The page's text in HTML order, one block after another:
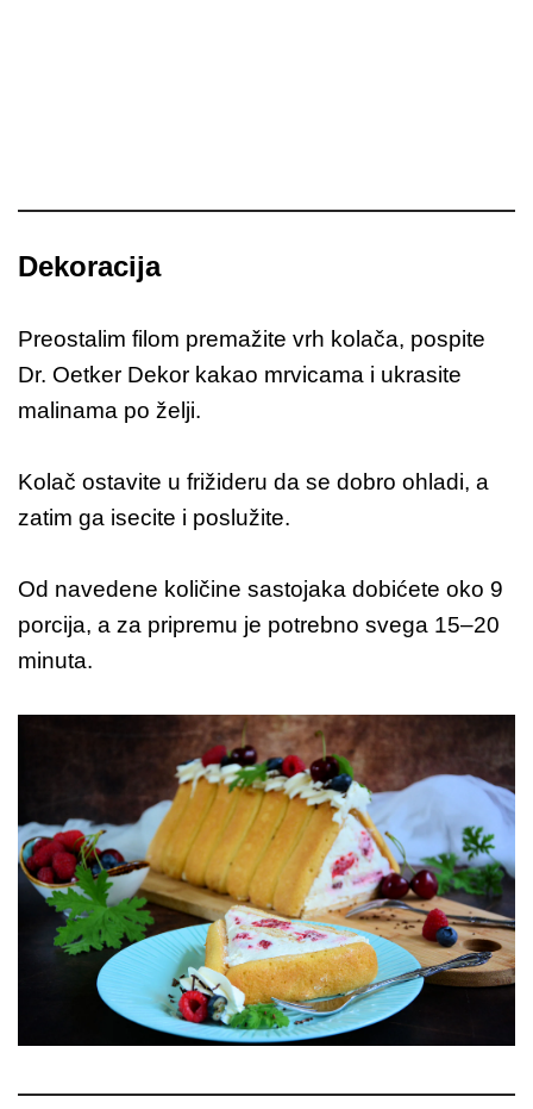
Dekoracija
Preostalim filom premažite vrh kolača, pospite
Dr. Oetker Dekor kakao mrvicama i ukrasite
malinama po želji.
Kolač ostavite u frižideru da se dobro ohladi, a
zatim ga isecite i poslužite.
Od navedene količine sastojaka dobićete oko 9
porcija, a za pripremu je potrebno svega 15–20
minuta.